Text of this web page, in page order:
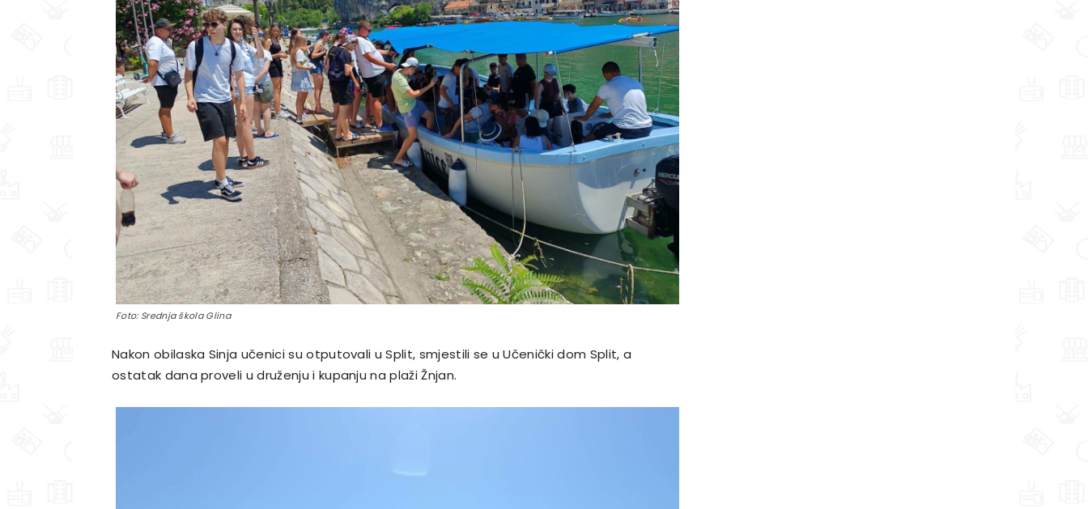
Foto: Srednja škola Glina
Nakon obilaska Sinja učenici su otputovali u Split, smjestili se u Učenički dom Split, a
ostatak dana proveli u druženju i kupanju na plaži Žnjan.